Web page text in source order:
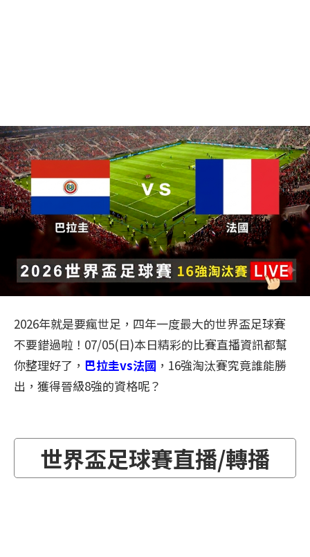
2026年就是要瘋世足，四年一度最大的世界盃足球賽
不要錯過啦！07/05(日)本日精彩的比賽直播資訊都幫
你整理好了， 巴拉圭vs法國 ，16強淘汰賽究竟誰能勝
出，獲得晉級8強的資格呢？
世界盃足球賽直播/轉播